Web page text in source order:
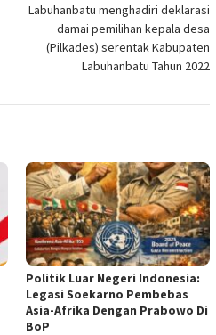
Labuhanbatu menghadiri deklarasi
damai pemilihan kepala desa
(Pilkades) serentak Kabupaten
Labuhanbatu Tahun 2022
Politik Luar Negeri Indonesia:
Legasi Soekarno Pembebas
Asia-Afrika Dengan Prabowo Di
BoP